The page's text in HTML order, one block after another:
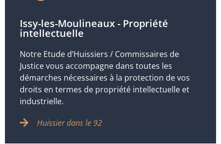
Issy-les-Moulineaux - Propriété
intellectuelle
Notre Etude d’Huissiers / Commissaires de
Justice vous accompagne dans toutes les
démarches nécessaires à la protection de vos
droits en termes de propriété intellectuelle et
industrielle.
Huissier dans le 92